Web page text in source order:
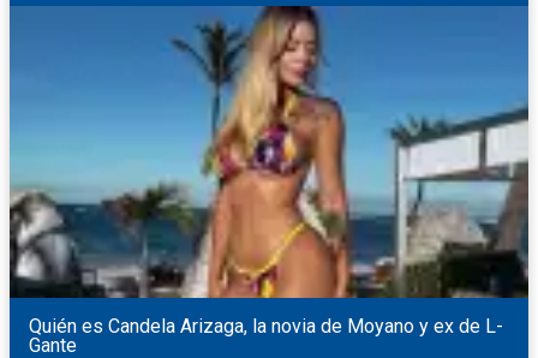
Quién es Candela Arizaga, la novia de Moyano y ex de L-
Gante